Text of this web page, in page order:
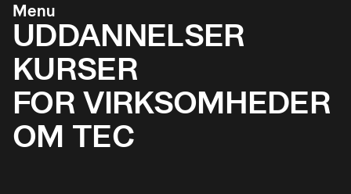
Menu
UDDANNELSER
KURSER
FOR VIRKSOMHEDER
OM TEC